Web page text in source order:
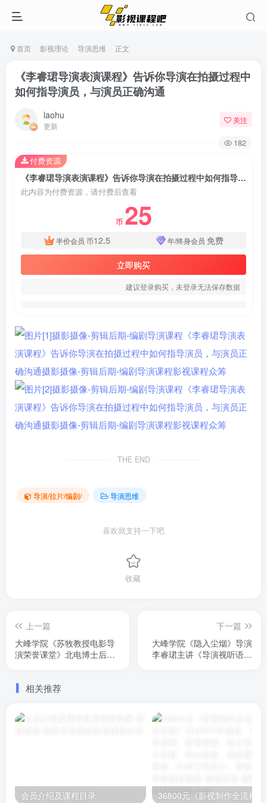
首页 影视理论 导演思维 正文
《李睿珺导演表演课程》告诉你导演在拍摄过程中
如何指导演员，与演员正确沟通
laohu
更新
关注
182
《李睿珺导演表演课程》告诉你导演在拍摄过程中如何指导演员，与演员正确沟通
此内容为付费资源，请付费后查看
币 25
半价会员 币12.5 年/终身会员 免费
立即购买
建议登录购买，未登录无法保存数据
付费资源
THE END
导演/拉片/编剧/ 导演思维
喜欢就支持一下吧
收藏
上一篇
大峰学院《苏牧教授电影导
演荣誉课堂》北电博士后导
是其他人讲不了的。我看过
知
下一篇
大峰学院《隐入尘烟》导演
李睿珺主讲《导演视听语言
相关推荐
会员介绍及课程目录